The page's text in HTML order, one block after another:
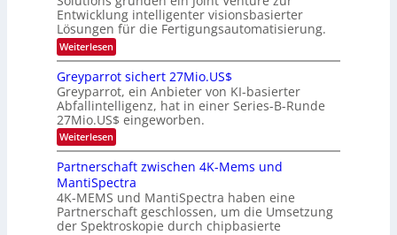
s
-
T
r
e
n
d
s
e
r
s
t
e
n
H
a
l
b
j
a
r
a
r
m
m
t
i
n
d
e
r
D
A
C
H
I
n
d
u
s
t
K
u
r
s
v
o
n
P
h
o
t
o
n
i
c
H
u
Entwicklung intelligenter visionsbasierter
Lösungen für die Fertigungsautomatisierung.
Weiterlesen:
M
t
s
u
b
i
s
i
E
e
c
t
Greyparrot sichert 27Mio.US$
Greyparrot, ein Anbieter von KI-basierter
Abfallintelligenz, hat in einer Series-B-Runde
27Mio.US$ eingeworben.
Weiterlesen:
G
r
e
y
p
a
r
Partnerschaft zwischen 4K-Mems und
MantiSpectra
4K-MEMS und MantiSpectra haben eine
Partnerschaft geschlossen, um die Umsetzung
der Spektroskopie durch chipbasierte